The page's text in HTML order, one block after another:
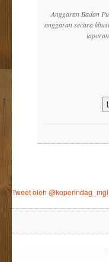
Anggaran Badan
anggaran secara
Tweet oleh @koperindag_mgl